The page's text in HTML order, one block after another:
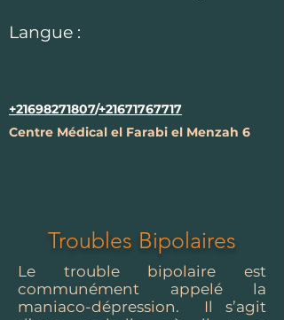
Langue :
+21698271807/+21671767717
Centre Médical el Farabi el Menzah 6
Troubles Bipolaires
Le trouble bipolaire est
communément appelé la
maniaco-dépression. Il s’agit